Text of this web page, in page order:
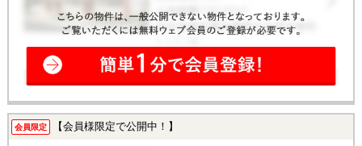
会員限定 【会員様限定で公開中！】